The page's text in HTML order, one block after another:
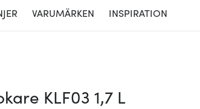
VARUMÄRKEN INSPIRATION
KLF03 1,7 L